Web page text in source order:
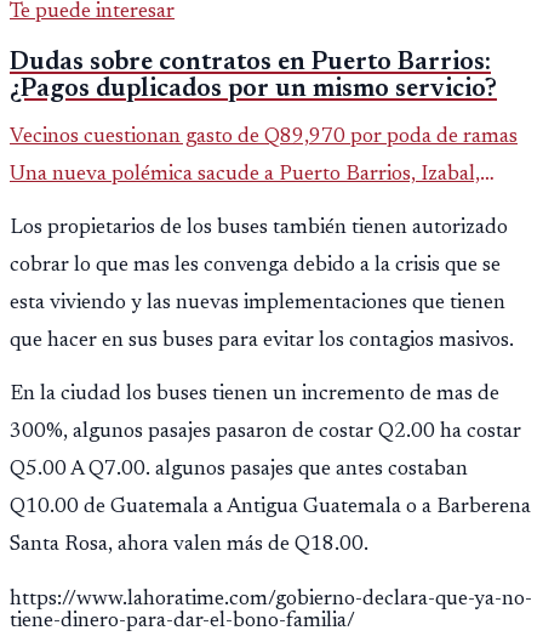
Te puede interesar
Dudas sobre contratos en Puerto Barrios:
¿Pagos duplicados por un mismo servicio?
Vecinos cuestionan gasto de Q89,970 por poda de ramas
Una nueva polémica sacude a Puerto Barrios, Izabal,
luego de que saliera a la luz un contrato municipal que
asigna casi Q90 mi
Los propietarios de los buses también tienen autorizado
cobrar lo que mas les convenga debido a la crisis que se
esta viviendo y las nuevas implementaciones que tienen
que hacer en sus buses para evitar los contagios masivos.
En la ciudad los buses tienen un incremento de mas de
300%, algunos pasajes pasaron de costar Q2.00 ha costar
Q5.00 A Q7.00. algunos pasajes que antes costaban
Q10.00 de Guatemala a Antigua Guatemala o a Barberena
Santa Rosa, ahora valen más de Q18.00.
https://www.lahoratime.com/gobierno-declara-que-ya-no-
tiene-dinero-para-dar-el-bono-familia/